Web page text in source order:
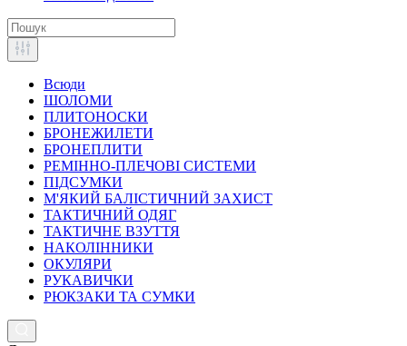
Всюди
ШОЛОМИ
ПЛИТОНОСКИ
БРОНЕЖИЛЕТИ
БРОНЕПЛИТИ
РЕМІННО-ПЛЕЧОВІ СИСТЕМИ
ПІДСУМКИ
М'ЯКИЙ БАЛІСТИЧНИЙ ЗАХИСТ
ТАКТИЧНИЙ ОДЯГ
ТАКТИЧНЕ ВЗУТТЯ
НАКОЛІННИКИ
ОКУЛЯРИ
РУКАВИЧКИ
РЮКЗАКИ ТА СУМКИ